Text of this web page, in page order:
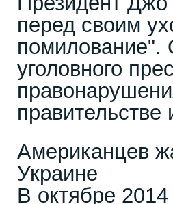
перед своим
уголовного
Американцев
Украине
В октябре